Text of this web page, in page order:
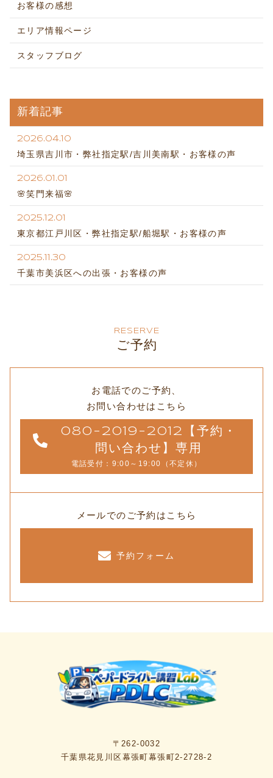
お客様の感想
エリア情報ページ
スタッフブログ
新着記事
2026.04.10
埼玉県吉川市・弊社指定駅/吉川美南駅・お客様の声
2026.01.01
🌸笑門来福🌸
2025.12.01
東京都江戸川区・弊社指定駅/船堀駅・お客様の声
2025.11.30
千葉市美浜区への出張・お客様の声
RESERVE
ご予約
お電話でのご予約、
お問い合わせはこちら
080-2019-2012【予約・
問い合わせ】専用
電話受付：9:00～19:00（不定休）
メールでのご予約はこちら
予約フォーム
〒262-0032
千葉県花見川区幕張町幕張町2-2728-2